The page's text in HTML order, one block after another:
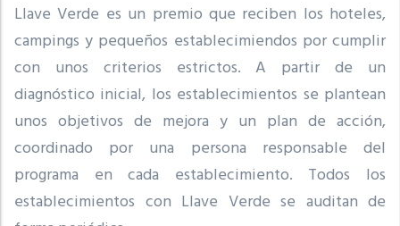
Llave Verde es un premio que reciben los hoteles,
campings y pequeños establecimiendos por cumplir
con unos criterios estrictos.A partir de un
diagnóstico inicial, los establecimientos se plantean
unos objetivos de mejora y un plan de acción,
coordinado por una persona responsable del
programa en cada establecimiento. Todos los
establecimientos con Llave Verde se auditan de